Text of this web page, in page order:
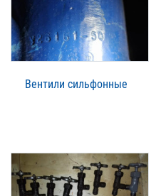
Вентили сильфонные